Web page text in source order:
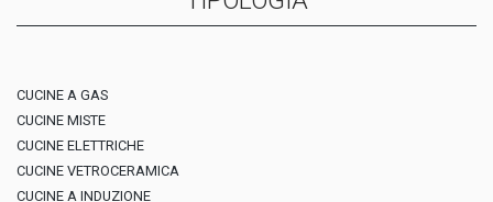
CUCINE A GAS
CUCINE MISTE
CUCINE ELETTRICHE
CUCINE VETROCERAMICA
CUCINE A INDUZIONE